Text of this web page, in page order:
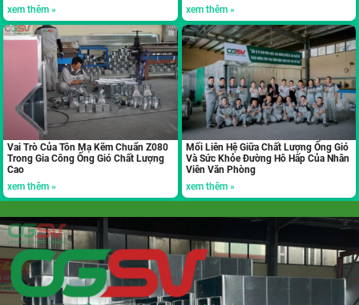
xem thêm »
xem thêm »
Vai Trò Của Tôn Mạ Kẽm Chuẩn Z080
Trong Gia Công Ống Gió Chất Lượng
Cao
xem thêm »
Mối Liên Hệ Giữa Chất Lượng Ống Gió
Và Sức Khỏe Đường Hô Hấp Của Nhân
Viên Văn Phòng
xem thêm »